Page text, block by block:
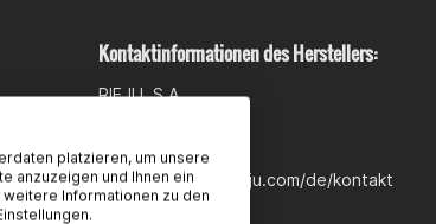
Kontaktinformationen des Herstellers:
RIEJU, S.A.
17600 Figueres
Kontakt: https://rieju.com/de/kontakt
platzieren, um unsere
anzuzeigen und Ihnen ein
Informationen zu den